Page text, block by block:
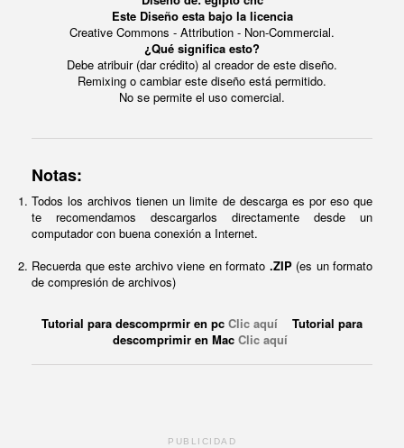
Este Diseño esta bajo la licencia
Creative Commons - Attribution - Non-Commercial.
¿Qué significa esto?
Debe atribuir (dar crédito) al creador de este diseño.
Remixing o cambiar este diseño está permitido.
No se permite el uso comercial.
Notas:
Todos los archivos tienen un limite de descarga es por eso que
te recomendamos descargarlos directamente desde un
computador con buena conexión a Internet.
Recuerda que este archivo viene en formato .ZIP(es un formato
de compresión de archivos)
Tutorial para descomprmir en pc Clic aquí Tutorial para
descomprimir en Mac Clic aquí
PUBLICIDAD